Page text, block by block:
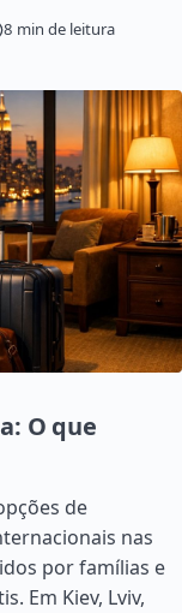
8 min de leitura
O que
de
nas
por famílias e
Em Kiev, Lviv,